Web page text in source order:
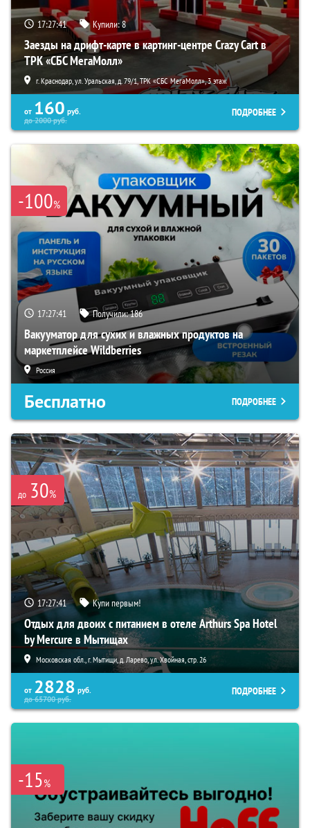
17:27:40 Купили:8
Заезды на дрифт-карте в картинг-центре Crazy Cart в
ТРК «СБС МегаМолл»
г. Краснодар, ул. Уральская, д. 79/1, ТРК «СБС МегаМолл», 3 этаж
от 160 руб.
до2000руб.
ПОДРОБНЕЕ
-100%
17:27:40 Получили:186
Вакууматор для сухих и влажных продуктов на
маркетплейсе Wildberries
Россия
Бесплатно ПОДРОБНЕЕ
до 30%
17:27:40 Купи первым!
Отдых для двоих с питанием в отеле Arthurs Spa Hotel
by Mercure в Мытищах
Московская обл., г. Мытищи, д. Ларево, ул. Хвойная, стр. 26
от 2828 руб.
до65700руб.
ПОДРОБНЕЕ
-15%